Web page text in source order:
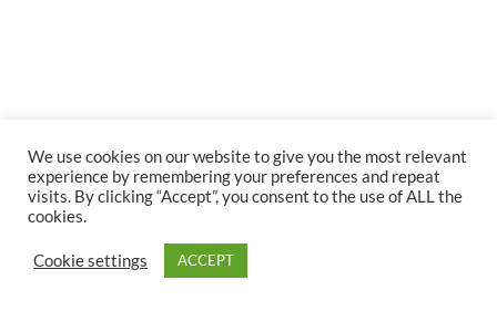
Copyright © 2026.
Stolz präsentiertWordPressundHitMag.
We use cookies on our website to give you the most relevant
experience by remembering your preferences and repeat
visits. By clicking “Accept”, you consent to the use of ALL the
cookies.
Cookie settings ACCEPT